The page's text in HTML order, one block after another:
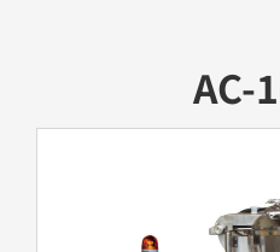
AC-